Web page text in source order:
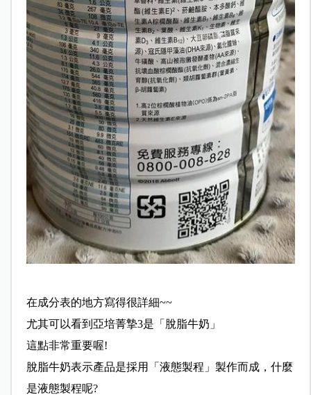
在成分表的地方寫得很詳細~~
尤其可以看到亞培菁摯3是「脫脂牛奶」
這點非常重要喔!
脫脂牛奶表示產品是採用「液態製程」製作而成，什麼
是液態製程呢?